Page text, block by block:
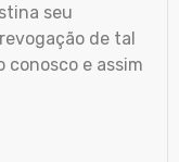
seu
de tal
e assim